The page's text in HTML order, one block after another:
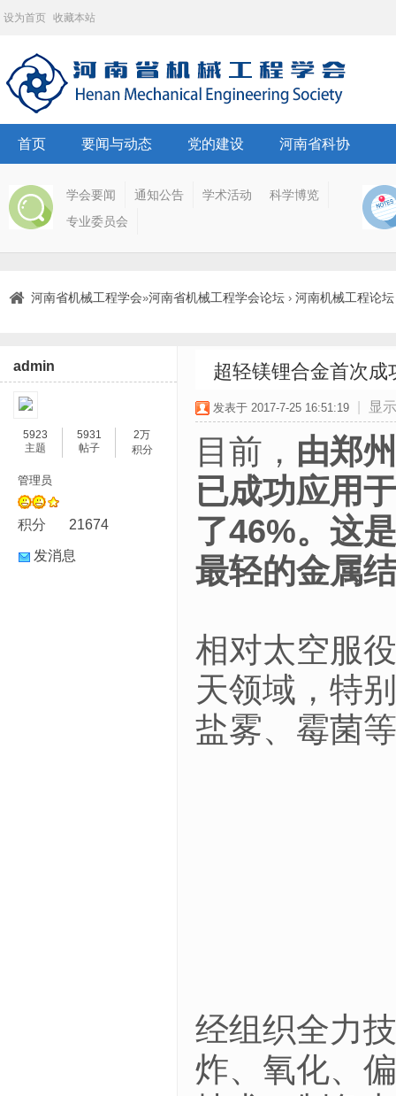
设为首页 收藏本站
首页 要闻与动态 党的建设 河南省科协
学会要闻 通知公告 学术活动
科学博览
专业委员会
河南省机械工程学会»河南省机械工程学会论坛 › 河南机械工程论坛
admin
5923
主题
5931
帖子
2万
积分
管理员
积分 21674
发消息
超轻镁锂合金首次成
发表于 2017-7-25 16:51:19 显
目前， 由郑
已成功应用
了46%。这
最轻的金属
相对太空服
天领域，特
盐雾、霉菌
经组织全力
炸、氧化、